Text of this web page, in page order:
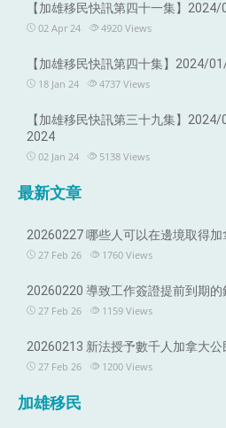
【加雄移民快訊第四十一集】
02 Apr 24 4920 Views
【加雄移民快訊第四十集】2024/
18 Jan 24 4737 Views
【加雄移民快訊第三十九集】
2024
02 Jan 24 5138 Views
最新文章
20260227 哪些人可以在邊境取得加
27 Feb 26 1760 Views
20260220 導致工作簽證提前到期的
27 Feb 26 1159 Views
20260213 新法授予數千人加拿大公
27 Feb 26 1200 Views
加雄移民